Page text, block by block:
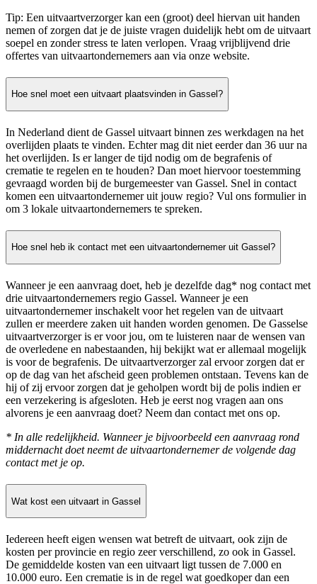
Tip: Een uitvaartverzorger kan een (groot) deel hiervan uit handen
nemen of zorgen dat je de juiste vragen duidelijk hebt om de uitvaart
soepel en zonder stress te laten verlopen. Vraag vrijblijvend drie
offertes van uitvaartondernemers aan via onze website.
Hoe snel moet een uitvaart plaatsvinden in Gassel?
In Nederland dient de Gassel uitvaart binnen zes werkdagen na het
overlijden plaats te vinden. Echter mag dit niet eerder dan 36 uur na
het overlijden. Is er langer de tijd nodig om de begrafenis of
crematie te regelen en te houden? Dan moet hiervoor toestemming
gevraagd worden bij de burgemeester van Gassel. Snel in contact
komen een uitvaartondernemer uit jouw regio? Vul ons formulier in
om 3 lokale uitvaartondernemers te spreken.
Hoe snel heb ik contact met een uitvaartondernemer uit Gassel?
Wanneer je een aanvraag doet, heb je dezelfde dag* nog contact met
drie uitvaartondernemers regio Gassel. Wanneer je een
uitvaartondernemer inschakelt voor het regelen van de uitvaart
zullen er meerdere zaken uit handen worden genomen. De Gasselse
uitvaartverzorger is er voor jou, om te luisteren naar de wensen van
de overledene en nabestaanden, hij bekijkt wat er allemaal mogelijk
is voor de begrafenis. De uitvaartverzorger zal ervoor zorgen dat er
op de dag van het afscheid geen problemen ontstaan. Tevens kan de
hij of zij ervoor zorgen dat je geholpen wordt bij de polis indien er
een verzekering is afgesloten. Heb je eerst nog vragen aan ons
alvorens je een aanvraag doet? Neem dan contact met ons op.
* In alle redelijkheid. Wanneer je bijvoorbeeld een aanvraag rond
middernacht doet neemt de uitvaartondernemer de volgende dag
contact met je op.
Wat kost een uitvaart in Gassel
Iedereen heeft eigen wensen wat betreft de uitvaart, ook zijn de
kosten per provincie en regio zeer verschillend, zo ook in Gassel.
De gemiddelde kosten van een uitvaart ligt tussen de 7.000 en
10.000 euro. Een crematie is in de regel wat goedkoper dan een